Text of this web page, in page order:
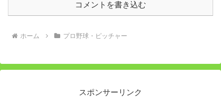
コメントを書き込む
ホーム プロ野球・ピッチャー
スポンサーリンク